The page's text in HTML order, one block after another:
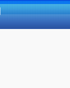
鼎文公